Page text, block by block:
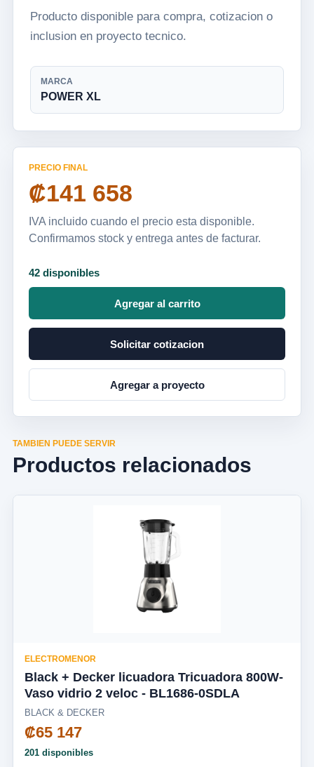
Producto disponible para compra, cotizacion o
inclusion en proyecto tecnico.
MARCA
POWER XL
PRECIO FINAL
₡141 658
IVA incluido cuando el precio esta disponible.
Confirmamos stock y entrega antes de facturar.
42 disponibles
Agregar al carrito
Solicitar cotizacion
Agregar a proyecto
TAMBIEN PUEDE SERVIR
Productos relacionados
ELECTROMENOR
Black + Decker licuadora Tricuadora 800W-
Vaso vidrio 2 veloc - BL1686-0SDLA
BLACK & DECKER
₡65 147
201 disponibles